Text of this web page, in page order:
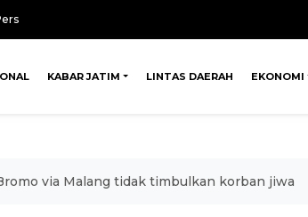
KABAR JATIM LINTAS DAERAH EKONOMI
via Malang tidak timbulkan korban jiwa